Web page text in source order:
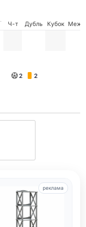
Ч-т Дубль Кубок
Межд.
2 2
реклама